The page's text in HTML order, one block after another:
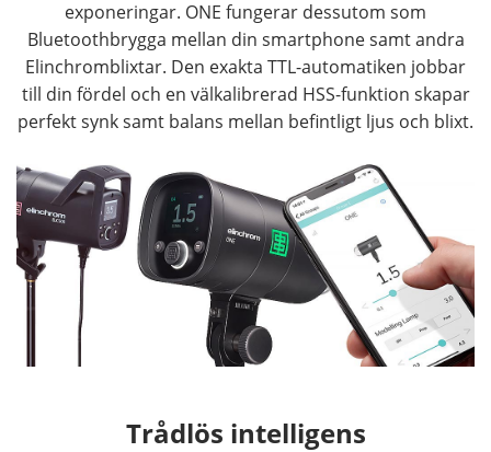
exponeringar. ONE fungerar dessutom som
Bluetoothbrygga mellan din smartphone samt andra
Elinchromblixtar. Den exakta TTL-automatiken jobbar
till din fördel och en välkalibrerad HSS-funktion skapar
perfekt synk samt balans mellan befintligt ljus och blixt.
Trådlös intelligens